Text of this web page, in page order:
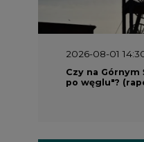
2026-08-01
Czy na Górnym
po węglu"?